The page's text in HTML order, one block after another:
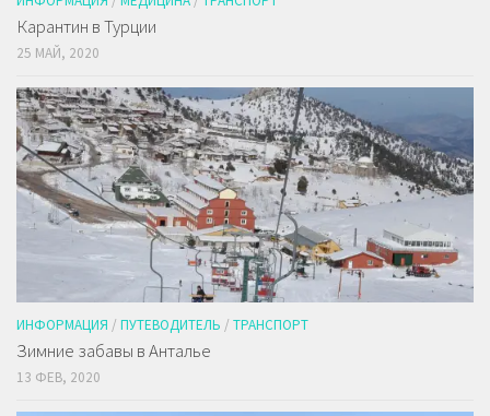
Карантин в Турции
25 МАЙ, 2020
ИНФОРМАЦИЯ / ПУТЕВОДИТЕЛЬ / ТРАНСПОРТ
Зимние забавы в Анталье
13 ФЕВ, 2020